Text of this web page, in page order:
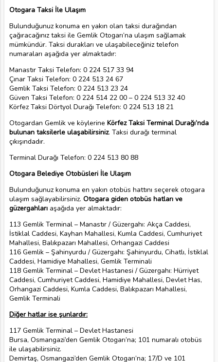
Otogara Taksi İle Ulaşım
Bulunduğunuz konuma en yakın olan taksi durağından
çağıracağınız taksi ile Gemlik Otogarı’na ulaşım sağlamak
mümkündür. Taksi durakları ve ulaşabileceğiniz telefon
numaraları aşağıda yer almaktadır:
Manastır Taksi Telefon: 0 224 517 33 94
Çınar Taksi Telefon: 0 224 513 24 67
Gemlik Taksi Telefon: 0 224 513 23 24
Güven Taksi Telefon: 0 224 514 22 00 – 0 224 513 32 40
Körfez Taksi Dörtyol Durağı Telefon: 0 224 513 18 21
Otogardan Gemlik ve köylerine Körfez Taksi Terminal Durağı’nda
bulunan taksilerle ulaşabilirsiniz. Taksi durağı terminal
çıkışındadır.
Terminal Durağı Telefon: 0 224 513 80 88
Otogara Belediye Otobüsleri İle Ulaşım
Bulunduğunuz konuma en yakın otobüs hattını seçerek otogara
ulaşım sağlayabilirsiniz. Otogara giden otobüs hatları ve
güzergahlarıaşağıda yer almaktadır:
113 Gemlik Terminal – Manastır / Güzergahı: Akça Caddesi,
İstiklal Caddesi, Kayhan Mahallesi, Kumla Caddesi, Cumhuriyet
Mahallesi, Balıkpazarı Mahallesi, Orhangazi Caddesi
116 Gemlik – Şahinyurdu / Güzergahı: Şahinyurdu, Cihatlı, İstiklal
Caddesi, Hamidiye Mahallesi, Gemlik Terminali
118 Gemlik Terminal – Devlet Hastanesi / Güzergahı: Hürriyet
Caddesi, Cumhuriyet Caddesi, Hamidiye Mahallesi, Devlet Has,
Orhangazi Caddesi, Kumla Caddesi, Balıkpazarı Mahallesi,
Gemlik Terminali
Diğer hatlar ise şunlardır:
117 Gemlik Terminal – Devlet Hastanesi
Bursa, Osmangazi’den Gemlik Otogarı’na; 101 numaralı otobüs
ile ulaşabilirsiniz.
Demirtaş, Osmangazi’den Gemlik Otogarı’na; 17/D ve 101